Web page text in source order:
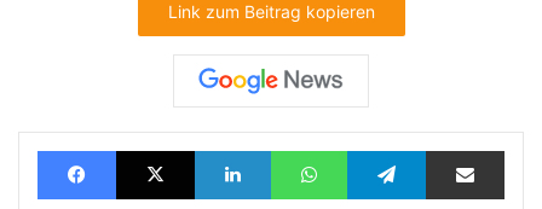
Link zum Beitrag kopieren
FacebookX LinkedInWhatsAppTelegramTeilen via E-Mail